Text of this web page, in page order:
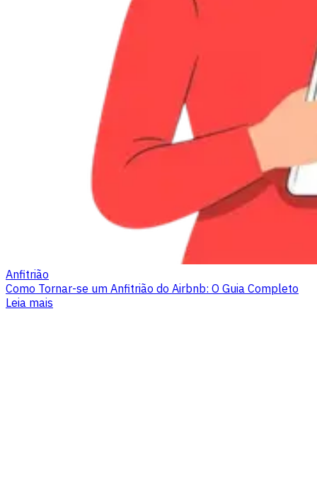
Anfitrião
Como Tornar-se um Anfitrião do Airbnb: O Guia Completo
Leia mais